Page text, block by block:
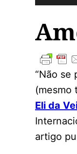
“Não se
(mesmo
Eli da
artigo